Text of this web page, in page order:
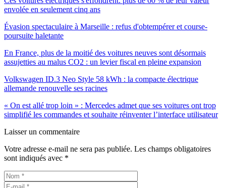
envolée en seulement cinq ans
Évasion spectaculaire à Marseille : refus d'obtempérer et course-
poursuite haletante
En France, plus de la moitié des voitures neuves sont désormais
assujetties au malus CO2 : un levier fiscal en pleine expansion
Volkswagen ID.3 Neo Style 58 kWh : la compacte électrique
allemande renouvelle ses racines
« On est allé trop loin » : Mercedes admet que ses voitures ont trop
simplifié les commandes et souhaite réinventer l’interface utilisateur
Laisser un commentaire
Votre adresse e-mail ne sera pas publiée. Les champs obligatoires
sont indiqués avec *